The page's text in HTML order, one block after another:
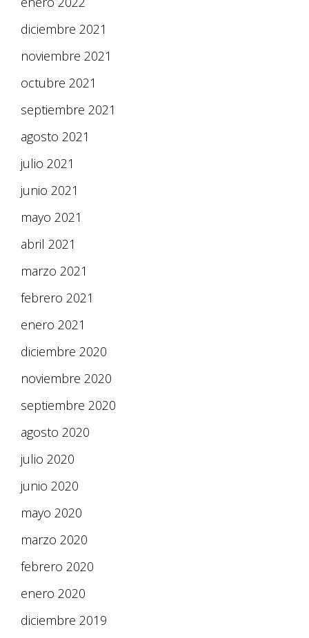
diciembre 2021
noviembre 2021
octubre 2021
septiembre 2021
agosto 2021
julio 2021
junio 2021
mayo 2021
abril 2021
marzo 2021
febrero 2021
enero 2021
diciembre 2020
noviembre 2020
septiembre 2020
agosto 2020
julio 2020
junio 2020
mayo 2020
marzo 2020
febrero 2020
enero 2020
diciembre 2019